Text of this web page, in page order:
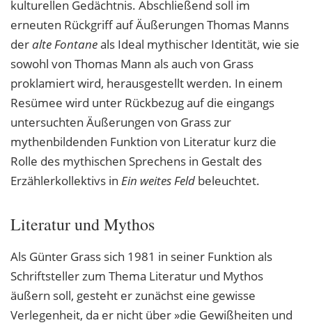
kulturellen Gedächtnis. Abschließend soll im
erneuten Rückgriff auf Äußerungen Thomas Manns
deralte Fontaneals Ideal mythischer Identität, wie sie
sowohl von Thomas Mann als auch von Grass
proklamiert wird, herausgestellt werden. In einem
Resümee wird unter Rückbezug auf die eingangs
untersuchten Äußerungen von Grass zur
mythenbildenden Funktion von Literatur kurz die
Rolle des mythischen Sprechens in Gestalt des
Erzählerkollektivs in Ein weites Feld beleuchtet.
Literatur und Mythos
Als Günter Grass sich 1981 in seiner Funktion als
Schriftsteller zum Thema Literatur und Mythos
äußern soll, gesteht er zunächst eine gewisse
Verlegenheit, da er nicht über »die Gewißheiten und